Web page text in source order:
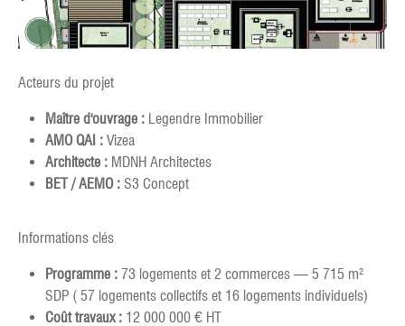
Acteurs du projet
Maître d'ouvrage : Legendre Immobilier
AMO QAI : Vizea
Architecte : MDNH Architectes
BET / AEMO : S3 Concept
Informations clés
Programme : 73 logements et 2 commerces — 5 715 m²
SDP ( 57 logements collectifs et 16 logements individuels)
Coût travaux : 12 000 000 € HT